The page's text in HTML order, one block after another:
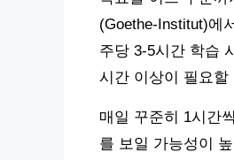
(Goethe-Institut)에
주당 3-5시간 학습
시간 이상이 필요할
매일 꾸준히 1시간
를 보일 가능성이